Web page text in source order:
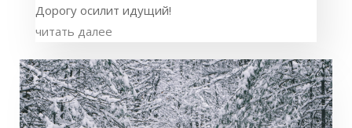
Дорогу осилит идущий!
читать далее